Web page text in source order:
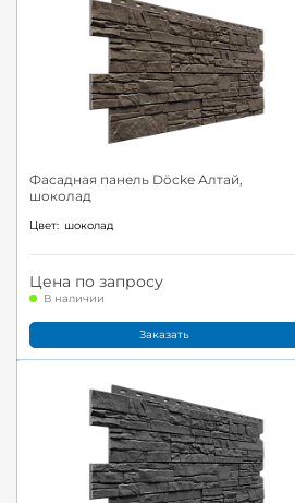
Фасадная панель Döcke Алтай,
шоколад
Цвет: шоколад
Цена по запросу
В наличии
Заказать